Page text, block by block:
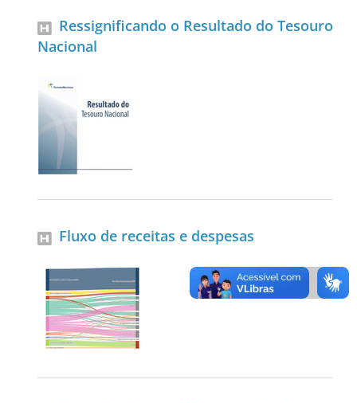
Ressignificando o Resultado do Tesouro
Nacional
Fluxo de receitas e despesas